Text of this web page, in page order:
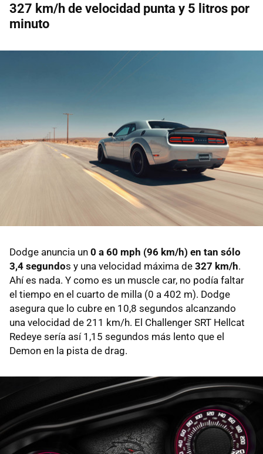
327 km/h de velocidad punta y 5 litros por
minuto
Dodge anuncia un 0 a 60 mph (96 km/h) en tan sólo
3,4 segundos y una velocidad máxima de 327 km/h.
Ahí es nada. Y como es un muscle car, no podía faltar
el tiempo en el cuarto de milla (0 a 402 m). Dodge
asegura que lo cubre en 10,8 segundos alcanzando
una velocidad de 211 km/h. El Challenger SRT Hellcat
Redeye sería así 1,15 segundos más lento que el
Demon en la pista de drag.